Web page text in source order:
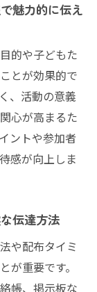
魅力的に伝え
的や子どもた
とが効果的で
、活動の意義
心が高まるた
ントや参加者
感が向上しま
伝達方法
や配布タイミ
が重要です。
帳、掲示板な